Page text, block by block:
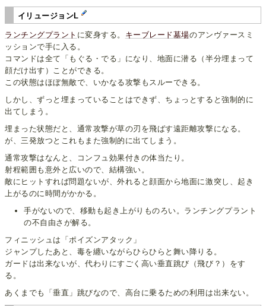
イリュージョンL
ランチングプラント に変身する。 キーブレード墓場のアンヴァースミ
ッションで手に入る。
コマンドは全て「もぐる・でる」になり、地面に潜る（半分埋まって
顔だけ出す）ことができる。
この状態はほぼ無敵で、いかなる攻撃もスルーできる。
しかし、ずっと埋まっていることはできず、ちょっとすると強制的に
出てしまう。
埋まった状態だと、通常攻撃が草の刃を飛ばす遠距離攻撃になる。
が、三発放つとこれもまた強制的に出てしまう。
通常攻撃はなんと、コンフュ効果付きの体当たり。
射程範囲も意外と広いので、結構強い。
敵にヒットすれば問題ないが、外れると顔面から地面に激突し、起き
上がるのに時間がかかる。
手がないので、移動も起き上がりものろい。ランチングプラント
の不自由さが解る。
フィニッシュは「ポイズンアタック」
ジャンプしたあと、毒を纏いながらひらひらと舞い降りる。
ガードは出来ないが、代わりにすごく高い垂直跳び（飛び？）をす
る。
あくまでも「垂直」跳びなので、高台に乗るための利用は出来ない。